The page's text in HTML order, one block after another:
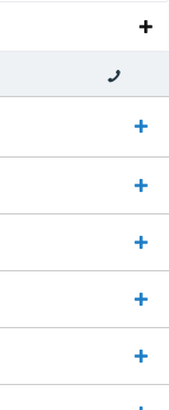
von So erreichen
Sie uns 0160
970 511 90